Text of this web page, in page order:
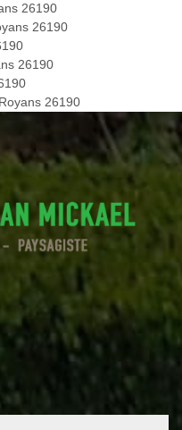
26190
26190
26190
26190